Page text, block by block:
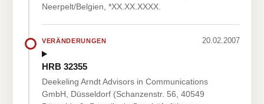
Neerpelt/Belgien, *XX.XX.XXXX.
VERÄNDERUNGEN 20.02.2007
HRB 32355
Deekeling Arndt Advisors in Communications
GmbH, Düsseldorf (Schanzenstr. 56, 40549